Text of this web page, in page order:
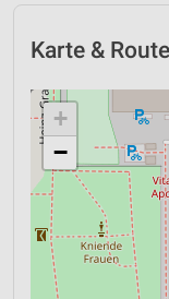
Karte & Route
+
−